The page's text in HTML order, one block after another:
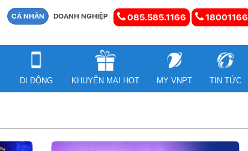
CÁ NHÂN DOANH NGHIỆP 085.585.1166 18001166
DI ĐỘNG KHUYẾN MẠI HOT MY VNPT TIN TỨC